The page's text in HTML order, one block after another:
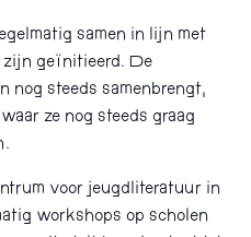
samen in lijn met
zijn geïnitieerd. De
nog steeds samenbrengt,
ze nog steeds graag
voor jeugdliteratuur in
workshops op scholen